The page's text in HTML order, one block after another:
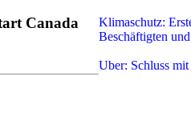
Canada
Klimaschutz:
Beschäftigten
Uber: Schluss